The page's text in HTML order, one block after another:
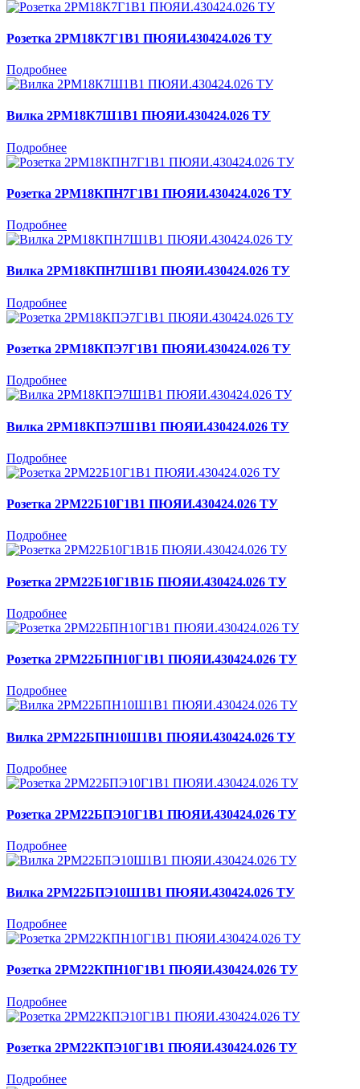
Розетка 2РМ18К7Г1В1 ПЮЯИ.430424.026 ТУ
Подробнее
Вилка 2РМ18К7Ш1В1 ПЮЯИ.430424.026 ТУ
Подробнее
Розетка 2РМ18КПН7Г1В1 ПЮЯИ.430424.026 ТУ
Подробнее
Вилка 2РМ18КПН7Ш1В1 ПЮЯИ.430424.026 ТУ
Подробнее
Розетка 2РМ18КПЭ7Г1В1 ПЮЯИ.430424.026 ТУ
Подробнее
Вилка 2РМ18КПЭ7Ш1В1 ПЮЯИ.430424.026 ТУ
Подробнее
Розетка 2РМ22Б10Г1В1 ПЮЯИ.430424.026 ТУ
Подробнее
Розетка 2РМ22Б10Г1В1Б ПЮЯИ.430424.026 ТУ
Подробнее
Розетка 2РМ22БПН10Г1В1 ПЮЯИ.430424.026 ТУ
Подробнее
Вилка 2РМ22БПН10Ш1В1 ПЮЯИ.430424.026 ТУ
Подробнее
Розетка 2РМ22БПЭ10Г1В1 ПЮЯИ.430424.026 ТУ
Подробнее
Вилка 2РМ22БПЭ10Ш1В1 ПЮЯИ.430424.026 ТУ
Подробнее
Розетка 2РМ22КПН10Г1В1 ПЮЯИ.430424.026 ТУ
Подробнее
Розетка 2РМ22КПЭ10Г1В1 ПЮЯИ.430424.026 ТУ
Подробнее